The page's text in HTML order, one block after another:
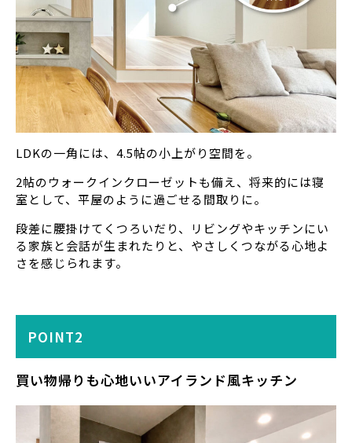
LDKの一角には、4.5帖の小上がり空間を。
2帖のウォークインクローゼットも備え、将来的には寝
室として、平屋のように過ごせる間取りに。
段差に腰掛けてくつろいだり、リビングやキッチンにい
る家族と会話が生まれたりと、やさしくつながる心地よ
さを感じられます。
POINT2
買い物帰りも心地いいアイランド風キッチン